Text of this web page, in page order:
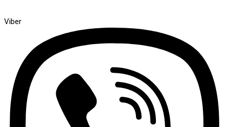
Viber